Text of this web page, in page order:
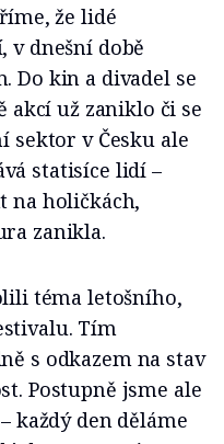
že lidé
dnešní době
Do kin a divadel se
akcí už zaniklo či se
sektor v Česku ale
statisíce lidí –
na holičkách,
zanikla.
téma letošního,
Tím
s odkazem na stav
Postupně jsme ale
každý den děláme